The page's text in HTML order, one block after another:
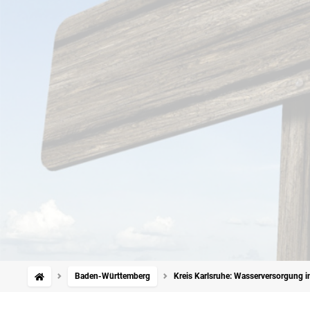
Baden-Württemberg Kreis Karlsruhe: Wasserversorgung